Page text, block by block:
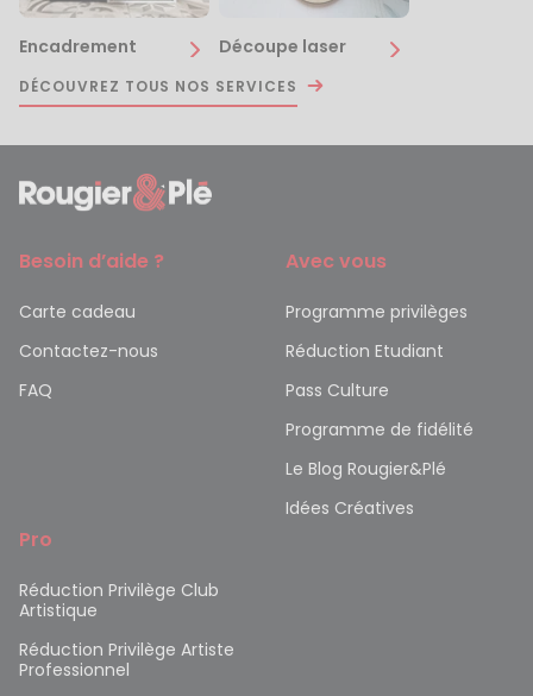
Encadrement Découpe laser
DÉCOUVREZ TOUS NOS SERVICES
Besoin d’aide ?
Carte cadeau
Contactez-nous
FAQ
Avec vous
Programme privilèges
Réduction Etudiant
Pass Culture
Programme de fidélité
Le Blog Rougier&Plé
Idées Créatives
Pro
Réduction Privilège Club
Artistique
Réduction Privilège Artiste
Professionnel